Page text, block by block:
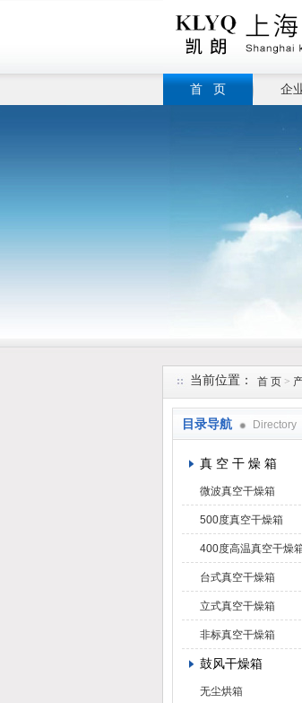
首 页 企
当前位置： 首 页 >
目录导航 Directory
真 空 干 燥 箱
微波真空干燥箱
500度真空干燥箱
400度高温真空干燥
台式真空干燥箱
立式真空干燥箱
非标真空干燥箱
鼓风干燥箱
无尘烘箱